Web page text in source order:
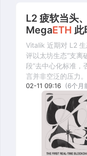
L2 疲软当头
MegaETH 此
Vitalik 近期对 L2
评以太坊生态“支离
段”去中心化标准，
言并非空泛的压力。
02-11 09:16 (6个月